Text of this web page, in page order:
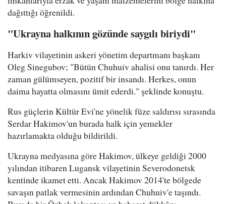
dağıttığı öğrenildi.
"Ukrayna halkının gözünde saygılı biriydi"
Harkiv vilayetinin askeri yönetim departmanı başkanı
Oleg Sinegubov; "Bütün Chuhuiv ahalisi onu tanırdı. Her
zaman gülümseyen, pozitif bir insandı. Herkes, onun
daima hayatta olmasını ümit ederdi." şeklinde konuştu.
Rus güçlerin Kültür Evi'ne yönelik füze saldırısı sırasında
Serdar Hakimov'un burada halk için yemekler
hazırlamakta olduğu bildirildi.
Ukrayna medyasına göre Hakimov, ülkeye geldiği 2000
yılından itibaren Lugansk vilayetinin Severodonetsk
kentinde ikamet etti. Ancak Hakimov 2014'te bölgede
savaşın patlak vermesinin ardından Chuhuiv'e taşındı.